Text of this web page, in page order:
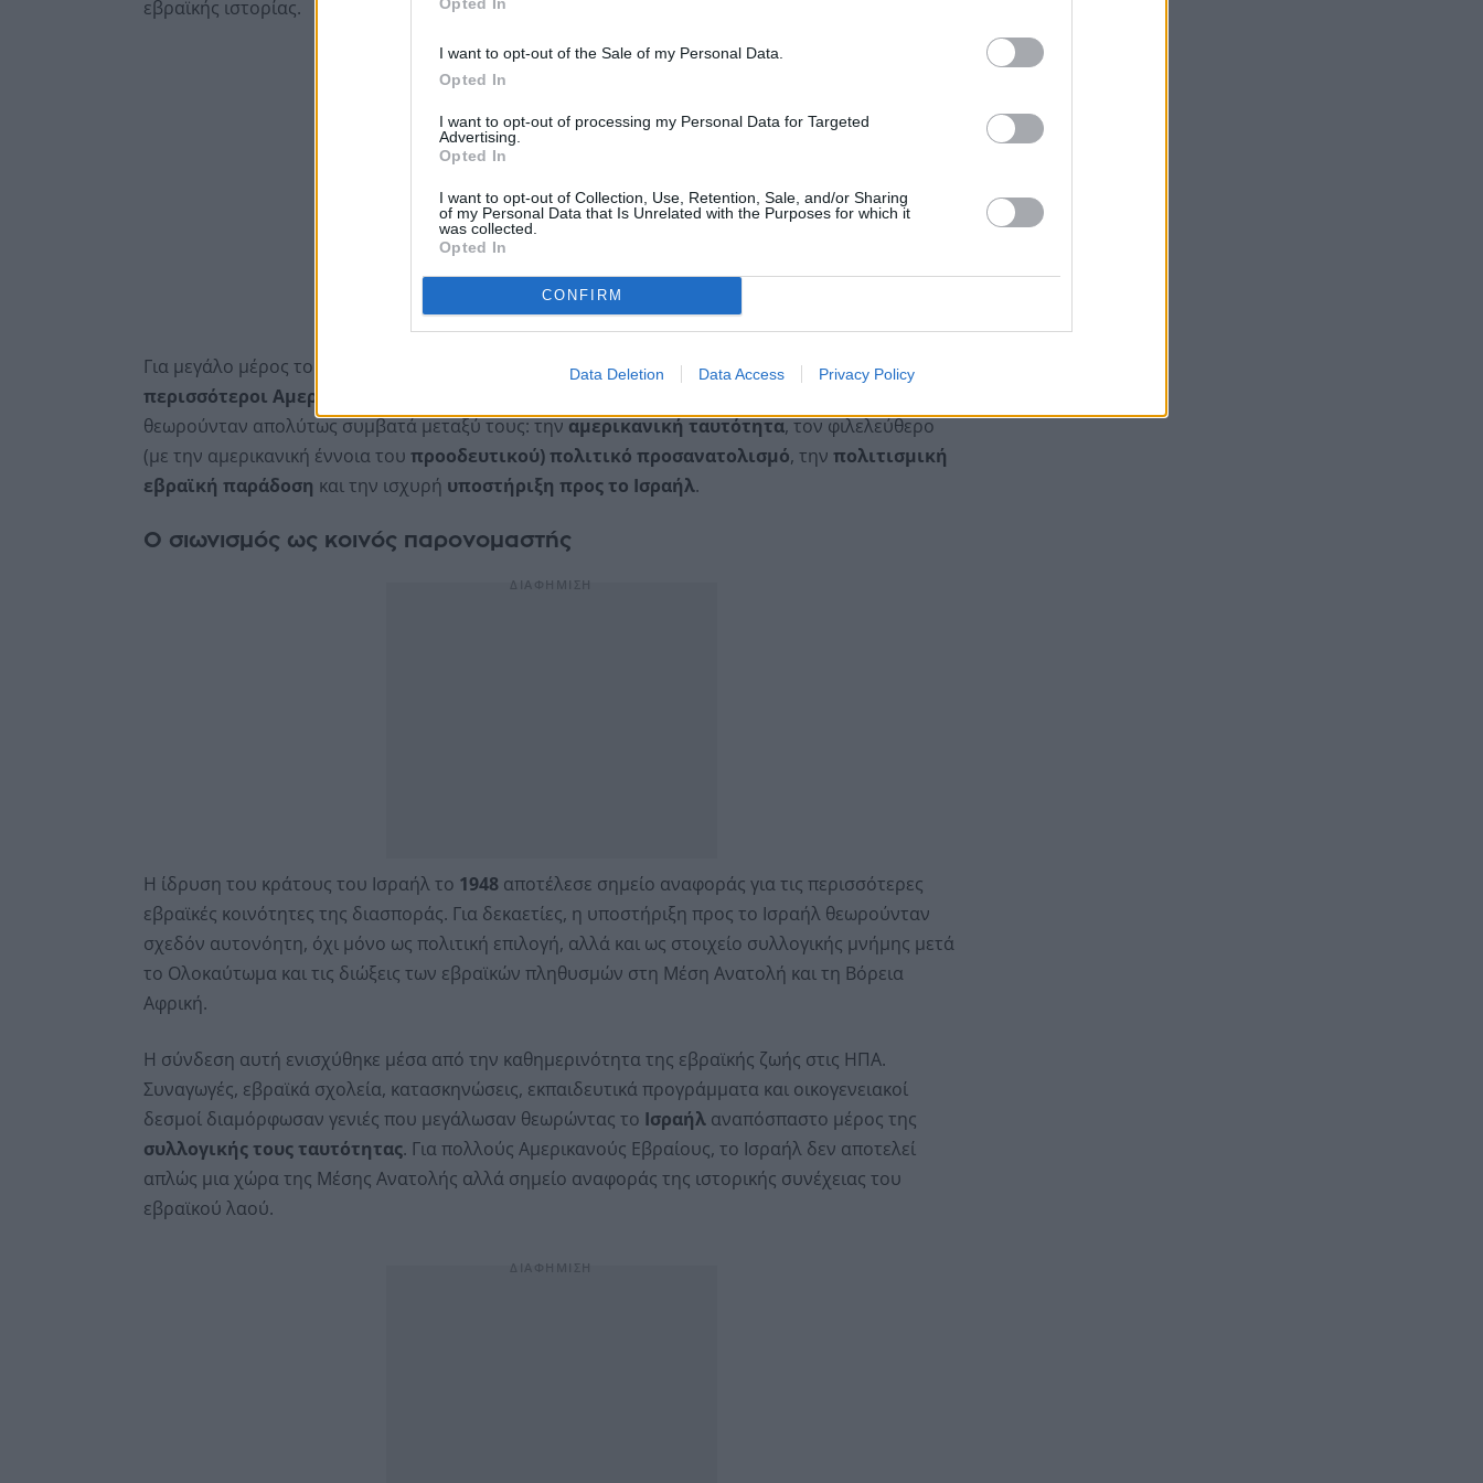
I want to opt-out of the Sale of my Personal Data.
Opted In
I want to opt-out of processing my Personal Data for Targeted
Advertising.
Opted In
I want to opt-out of Collection, Use, Retention, Sale, and/or Sharing
of my Personal Data that Is Unrelated with the Purposes for which it
was collected.
Opted In
CONFIRM
Data Deletion Data Access Privacy Policy
εβραϊκής ιστορίας.
Για μεγάλο μέρος του 20ού αιώνα, ιδιαίτερα μετά τον Β΄ Παγκόσμιο Πόλεμο, φάνηκε ότιοι
περισσότεροι Αμερικανοί Εβραίοι
θεωρούνταν απολύτως συμβατά μεταξύ τους: τηναμερικανική ταυτότητα, τον φιλελεύθερο
(με την αμερικανική έννοια του προοδευτικού) πολιτικό προσανατολισμό, την πολιτισμική
εβραϊκή παράδοση και την ισχυρή υποστήριξη προς το Ισραήλ.
Ο σιωνισμός ως κοινός παρονομαστής
Η ίδρυση του κράτους του Ισραήλ το 1948αποτέλεσε σημείο αναφοράς για τις περισσότερες
εβραϊκές κοινότητες της διασποράς. Για δεκαετίες, η υποστήριξη προς το Ισραήλ θεωρούνταν
σχεδόν αυτονόητη, όχι μόνο ως πολιτική επιλογή, αλλά και ως στοιχείο συλλογικής μνήμης μετά
το Ολοκαύτωμα και τις διώξεις των εβραϊκών πληθυσμών στη Μέση Ανατολή και τη Βόρεια
Αφρική.
Η σύνδεση αυτή ενισχύθηκε μέσα από την καθημερινότητα της εβραϊκής ζωής στις ΗΠΑ.
Συναγωγές, εβραϊκά σχολεία, κατασκηνώσεις, εκπαιδευτικά προγράμματα και οικογενειακοί
δεσμοί διαμόρφωσαν γενιές που μεγάλωσαν θεωρώντας το Ισραήλαναπόσπαστο μέρος της
συλλογικής τους ταυτότητας. Για πολλούς Αμερικανούς Εβραίους, το Ισραήλ δεν αποτελεί
απλώς μια χώρα της Μέσης Ανατολής αλλά σημείο αναφοράς της ιστορικής συνέχειας του
εβραϊκού λαού.